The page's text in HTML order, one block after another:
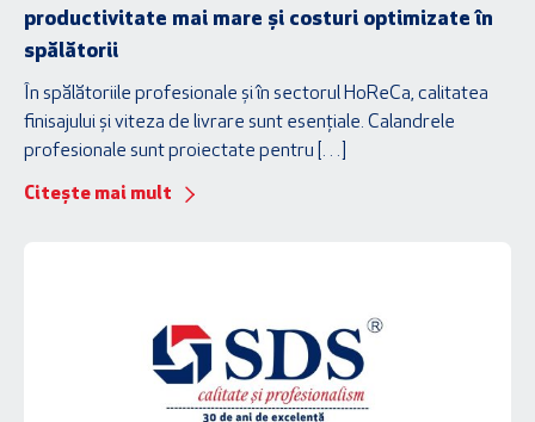
productivitate mai mare și costuri optimizate în
spălătorii
În spălătoriile profesionale și în sectorul HoReCa, calitatea
finisajului și viteza de livrare sunt esențiale. Calandrele
profesionale sunt proiectate pentru […]
Citește mai mult